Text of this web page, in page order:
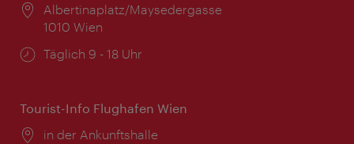
Ort:
Albertinaplatz/Maysedergasse
1010 Wien
Öffnungszeiten:
Täglich 9 - 18 Uhr
Tourist-Info Flughafen Wien
Ort:
in der Ankunftshalle